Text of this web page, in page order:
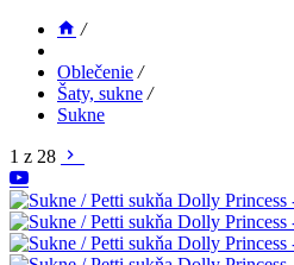
/
Oblečenie /
Šaty, sukne /
Sukne
1 z 28